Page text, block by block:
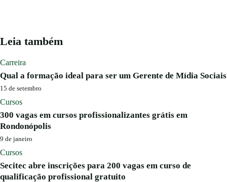
Leia também
Carreira
Qual a formação ideal para ser um Gerente de Mídia Sociais
15 de setembro
Cursos
300 vagas em cursos profissionalizantes grátis em
Rondonópolis
9 de janeiro
Cursos
Secitec abre inscrições para 200 vagas em curso de
qualificação profissional gratuito